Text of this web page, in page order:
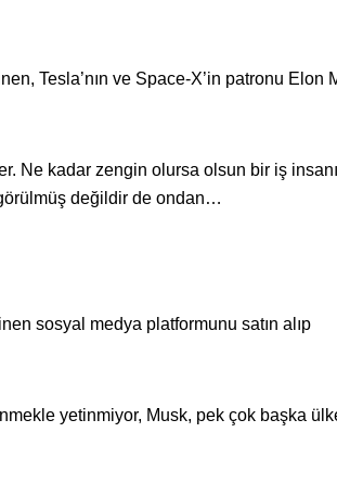
Tesla’nın ve Space-X’in patronu Elon
Ne kadar zengin olursa olsun bir iş
değildir de ondan…
sosyal medya platformunu satın alıp
yetinmiyor, Musk, pek çok başka